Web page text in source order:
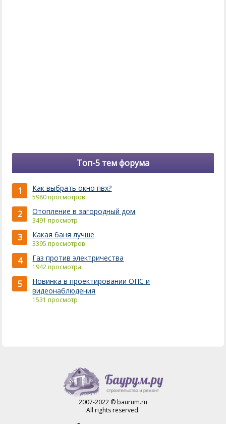
Топ-5 тем форума
1 Как выбрать окно пвх?
5980 просмотров
2 Отопление в загородный дом
3491 просмотр
3 Какая баня лучше
3395 просмотров
4 Газ против электричества
1942 просмотра
5
Новинка в проектировании ОПС и
видеонаблюдения
1531 просмотр
2007-2022 © baurum.ru
All rights reserved.